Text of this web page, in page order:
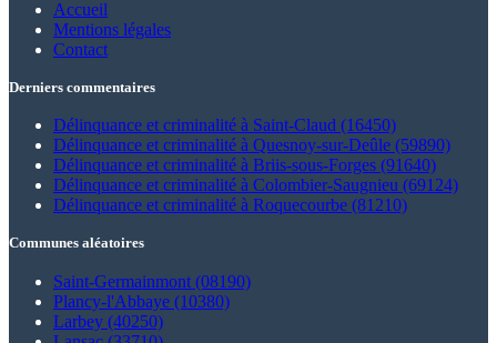
Accueil
Mentions légales
Contact
Derniers commentaires
Délinquance et criminalité à Saint-Claud (16450)
Délinquance et criminalité à Quesnoy-sur-Deûle (59890)
Délinquance et criminalité à Briis-sous-Forges (91640)
Délinquance et criminalité à Colombier-Saugnieu (69124)
Délinquance et criminalité à Roquecourbe (81210)
Communes aléatoires
Saint-Germainmont (08190)
Plancy-l'Abbaye (10380)
Larbey (40250)